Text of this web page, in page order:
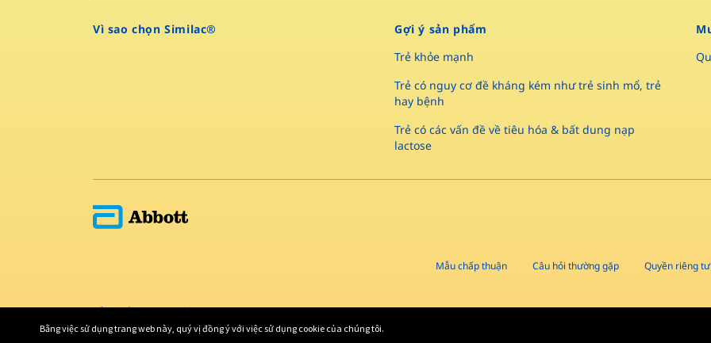
Vì sao chọn Similac®
Gợi ý sản phẩm
Trẻ khỏe mạnh
Trẻ có nguy cơ đề kháng kém như trẻ sinh mổ, trẻ
hay bệnh
Trẻ có các vấn đề về tiêu hóa & bất dung nạp
lactose
Mẫu chấp thuận Câu hỏi thường gặp Quyền riêng tư
Bản quyền © 2022 Abbott
Bằng việc sử dụng trang web này, quý vị đồng ý với việc sử dụng cookie của chúng tôi.